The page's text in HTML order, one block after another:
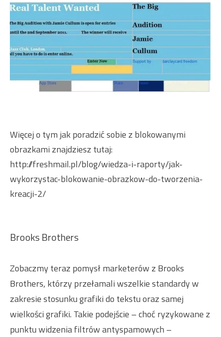
Więcej o tym jak poradzić sobie z blokowanymi
obrazkami znajdziesz tutaj:
http://freshmail.pl/blog/wiedza-i-raporty/jak-
wykorzystac-blokowanie-obrazkow-do-tworzenia-
kreacji-2/
Brooks Brothers
Zobaczmy teraz pomysł marketerów z Brooks
Brothers, którzy przełamali wszelkie standardy w
zakresie stosunku grafiki do tekstu oraz samej
wielkości grafiki. Takie podejście – choć ryzykowane z
punktu widzenia filtrów antyspamowych –